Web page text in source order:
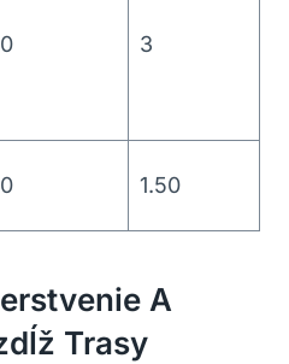
3
1.50
A
Trasy